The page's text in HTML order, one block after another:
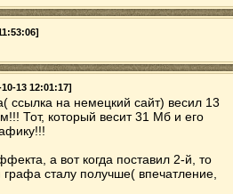
13 12:01:17]
ссылка на немецкий сайт) весил 13
Тот, который весит 31 Мб и его
а вот когда поставил 2-й, то
сталу получше( впечатление,